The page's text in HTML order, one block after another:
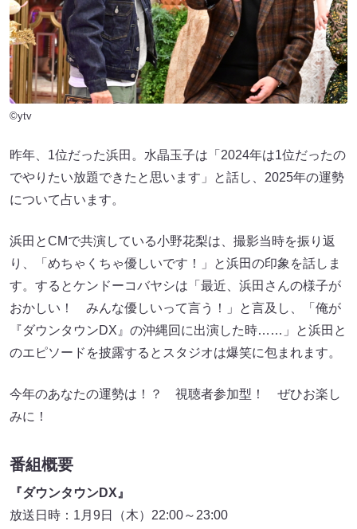
©ytv
昨年、1位だった浜田。水晶玉子は「2024年は1位だったの
でやりたい放題できたと思います」と話し、2025年の運勢
について占います。
浜田とCMで共演している小野花梨は、撮影当時を振り返
り、「めちゃくちゃ優しいです！」と浜田の印象を話しま
す。するとケンドーコバヤシは「最近、浜田さんの様子が
おかしい！ みんな優しいって言う！」と言及し、「俺が
『ダウンタウンDX』の沖縄回に出演した時……」と浜田と
のエピソードを披露するとスタジオは爆笑に包まれます。
今年のあなたの運勢は！？ 視聴者参加型！ ぜひお楽し
みに！
番組概要
『ダウンタウンDX』
放送日時：1月9日（木）22:00～23:00